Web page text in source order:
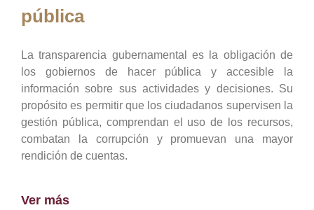
pública
La transparencia gubernamental es la obligación de
los gobiernos de hacer pública y accesible la
información sobre sus actividades y decisiones. Su
propósito es permitir que los ciudadanos supervisen la
gestión pública, comprendan el uso de los recursos,
combatan la corrupción y promuevan una mayor
rendición de cuentas.
Ver más